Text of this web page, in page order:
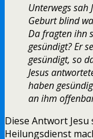
Unterwegs sah
Geburt blind
Da fragten ihn
gesündigt? Er
gesündigt, so
Jesus
haben
an ihm
Diese Antwort
Heilungsdienst